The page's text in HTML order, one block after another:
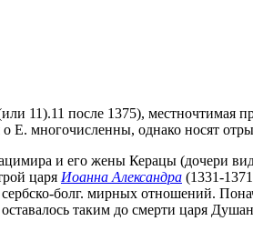
11).11 после 1375),
Е. многочисленны, однако носят
и его жены Керацы (дочери
царя Иоанна Александра (1331-
сербско-болг. мирных отношений.
таким до смерти царя